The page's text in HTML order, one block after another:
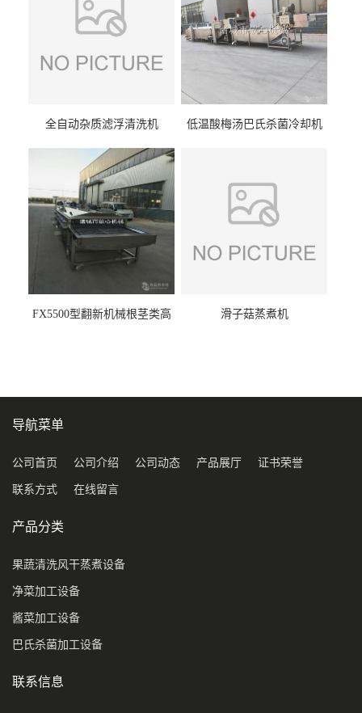
全自动杂质滤浮清洗机 低温酸梅汤巴氏杀菌冷却机
FX5500型翻新机械根茎类高
滑子菇蒸煮机
导航菜单
公司首页 公司介绍 公司动态 产品展厅 证书荣誉
联系方式 在线留言
产品分类
果蔬清洗风干蒸煮设备
净菜加工设备
酱菜加工设备
巴氏杀菌加工设备
联系信息